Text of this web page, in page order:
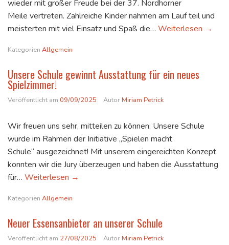
wieder mit großer Freude bei der 37. Nordhorner
Meile vertreten. Zahlreiche Kinder nahmen am Lauf teil und
meisterten mit viel Einsatz und Spaß die… Weiterlesen →
Kategorien Allgemein
Unsere Schule gewinnt Ausstattung für ein neues
Spielzimmer!
Veröffentlicht am 09/09/2025 AutorMiriam Petrick
Wir freuen uns sehr, mitteilen zu können: Unsere Schule
wurde im Rahmen der Initiative „Spielen macht
Schule“ ausgezeichnet! Mit unserem eingereichten Konzept
konnten wir die Jury überzeugen und haben die Ausstattung
für… Weiterlesen Unsere Schule gewinnt Ausstattung für ein
→
Kategorien Allgemein
Neuer Essensanbieter an unserer Schule
Veröffentlicht am 27/08/2025 AutorMiriam Petrick